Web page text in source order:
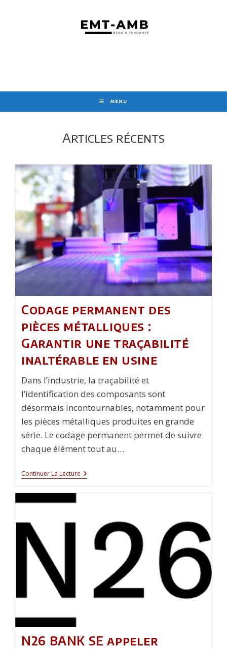
MENU
Articles récents
Codage permanent des
pièces métalliques :
Garantir une traçabilité
inaltérable en usine
Dans l’industrie, la traçabilité et
l’identification des composants sont
désormais incontournables, notamment pour
les pièces métalliques produites en grande
série. Le codage permanent permet de suivre
chaque élément tout au…
Continuer La Lecture Codage
Permanent
Garantir
Traçabilité
Inaltérable
N26 BANK SE appeler